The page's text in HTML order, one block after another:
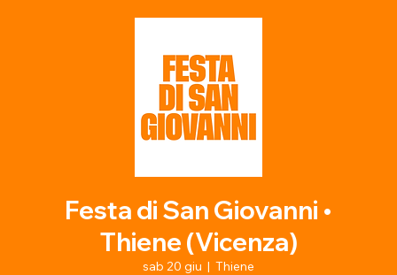
Festa di San Giovanni •
Thiene (Vicenza)
sab 20 giu
  |
Thiene